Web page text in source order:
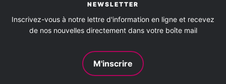
NEWSLETTER
Inscrivez-vous à notre lettre d'information en ligne et recevez
de nos nouvelles directement dans votre boîte mail
M'inscrire